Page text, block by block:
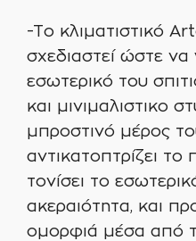
-Το κλιματιστικό
σχεδιαστεί ώστε να
εσωτερικό του
και μινιμαλιστικο
μπροστινό μέρος
αντικατοπτρίζει το
τονίσει το
ακεραιότητα, και
ομορφιά μέσα από